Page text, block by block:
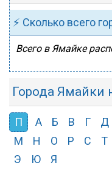
⚡ Сколько всего
Всего в Ямайке
Города Ямайки
П А Б В Г Д
М
Н О Р С Т
Э
Ю Я